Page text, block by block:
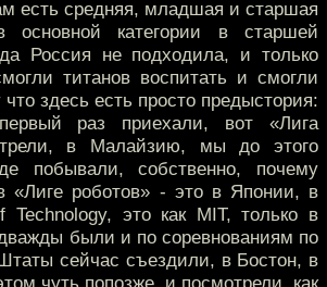
есть средняя, младшая и старшая
категории в старшей
Россия не подходила, и только
титанов воспитать и смогли
здесь есть просто предыстория:
раз приехали, вот «Лига
в Малайзию, мы до этого
побывали, собственно, почему
«Лиге роботов» - это в Японии, в
Technology, это как MIT, только в
были и по соревнованиям по
сейчас съездили, в Бостон, в